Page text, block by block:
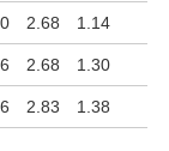
2.68 1.14
2.68 1.30
2.83 1.38